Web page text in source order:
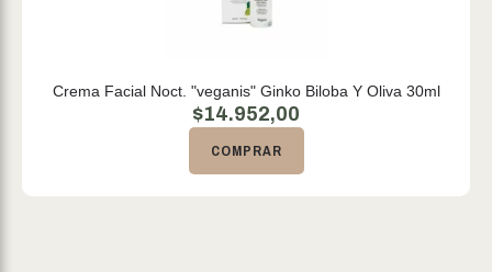
Crema Facial Noct. "veganis" Ginko Biloba Y Oliva 30ml
$14.952,00
COMPRAR